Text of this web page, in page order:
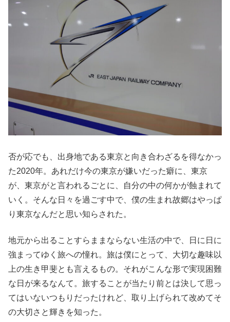
否が応でも、出身地である東京と向き合わざるを得なかっ
た2020年。あれだけ今の東京が嫌いだった癖に、東京
が、東京がと言われるごとに、自分の中の何かが蝕まれて
いく。そんな日々を過ごす中で、僕の生まれ故郷はやっぱ
り東京なんだと思い知らされた。
地元から出ることすらままならない生活の中で、日に日に
強まってゆく旅への憧れ。旅は僕にとって、大切な趣味以
上の生き甲斐とも言えるもの。それがこんな形で実現困難
な日が来るなんて。旅することが当たり前とは決して思っ
てはいないつもりだったけれど、取り上げられて改めてそ
の大切さと輝きを知った。